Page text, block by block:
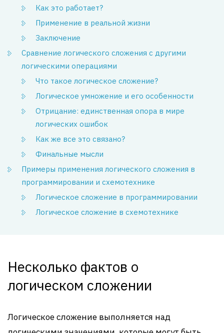
Как это работает?
Применение в реальной жизни
Заключение
Сравнение логического сложения с другими
логическими операциями
Что такое логическое сложение?
Логическое умножение и его особенности
Отрицание: единственная опора в мире
логических ошибок
Как же все это связано?
Финальные мысли
Примеры применения логического сложения в
программировании и схемотехнике
Логическое сложение в программировании
Логическое сложение в схемотехнике
Несколько фактов о
логическом сложении
Логическое сложение выполняется над